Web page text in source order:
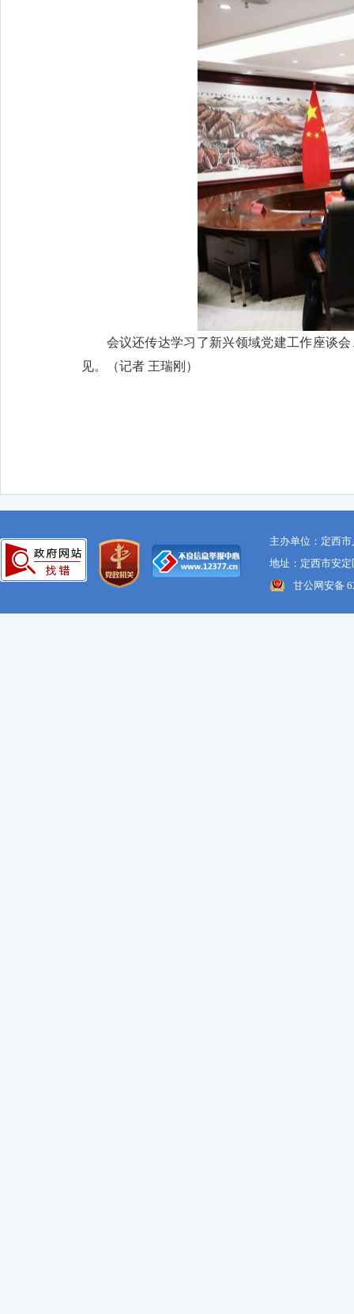
会议还传达学习了新兴领域党建工作座谈
见。（记者 王瑞刚 ）
主办单位：定西
地址：定西市安
甘公网安备